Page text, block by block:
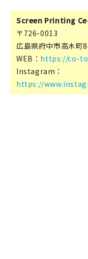
Screen Printing
〒726-0013
広島県府中市高木町
WEB： https://co-
Instagram：
https://